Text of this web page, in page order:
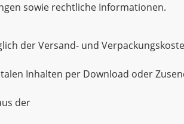
sowie rechtliche Informationen.
der Versand- und
Inhalten per Download oder
der